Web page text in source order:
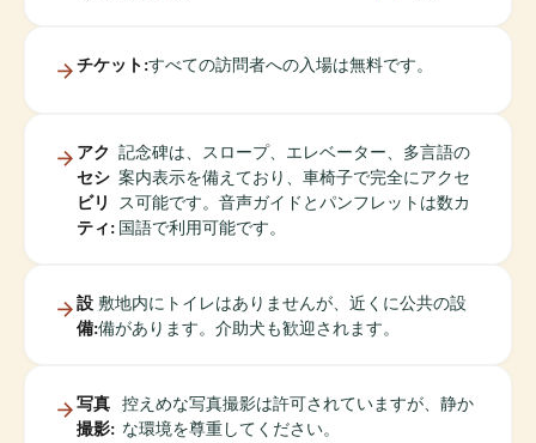
チケット:すべての訪問者への入場は無料です。
アク
セシ
ビリ
ティ:
記念碑は、スロープ、エレベーター、多言語の
案内表示を備えており、車椅子で完全にアクセ
ス可能です。音声ガイドとパンフレットは数カ
国語で利用可能です。
設
備:
敷地内にトイレはありませんが、近くに公共の設
備があります。介助犬も歓迎されます。
写真
撮影:
控えめな写真撮影は許可されていますが、静か
な環境を尊重してください。